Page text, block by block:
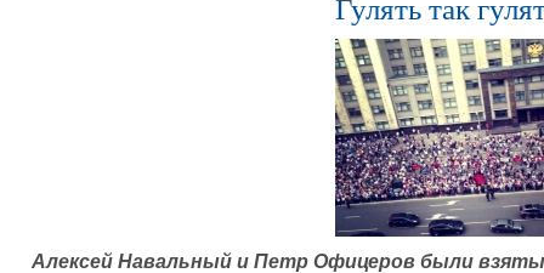
Гулять так
Алексей Навальный и Петр Офицеров были